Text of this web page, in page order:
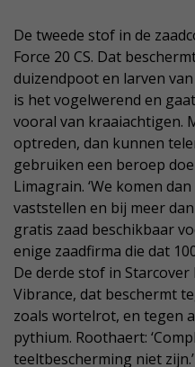
De tweede stof in de
Force 20 CS. Dat
duizendpoot en larven
is het vogelwerend en
vooral van kraaiachtigen.
optreden, dan kunnen
gebruiken een beroep
Limagrain. ‘We komen
vaststellen en bij meer
gratis zaad beschikbaar
enige zaadfirma die dat
De derde stof in
Vibrance, dat beschermt
zoals wortelrot, en tegen
pythium. Roothaert:
teeltbescherming niet zijn.’